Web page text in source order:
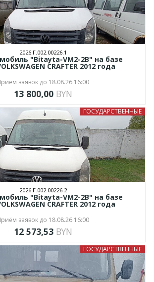
2026.Г.002.00226.1
"Bitayta-VM2-2B" на базе
CRAFTER 2012 года
заявок до 18.08.26 16:00
13 800,00 BYN
ГОСУДАРСТВЕННЫЕ
2026.Г.002.00226.2
"Bitayta-VM2-2B" на базе
CRAFTER 2012 года
заявок до 18.08.26 16:00
12 573,53 BYN
ГОСУДАРСТВЕННЫЕ